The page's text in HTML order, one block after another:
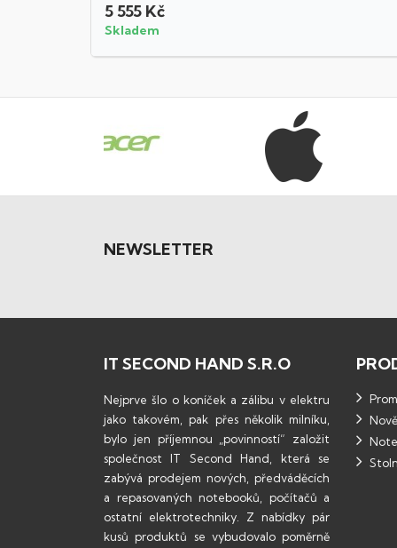
5 555 Kč
Skladem
NEWSLETTER
IT SECOND HAND S.R.O
Nejprve šlo o koníček a zálibu v elektru
jako takovém, pak přes několik milníku,
bylo jen příjemnou „povinností“ založit
společnost IT Second Hand, která se
zabývá prodejem nových, předváděcích
a repasovaných notebooků, počítačů a
ostatní elektrotechniky. Z nabídky pár
kusů produktů se vybudovalo poměrně